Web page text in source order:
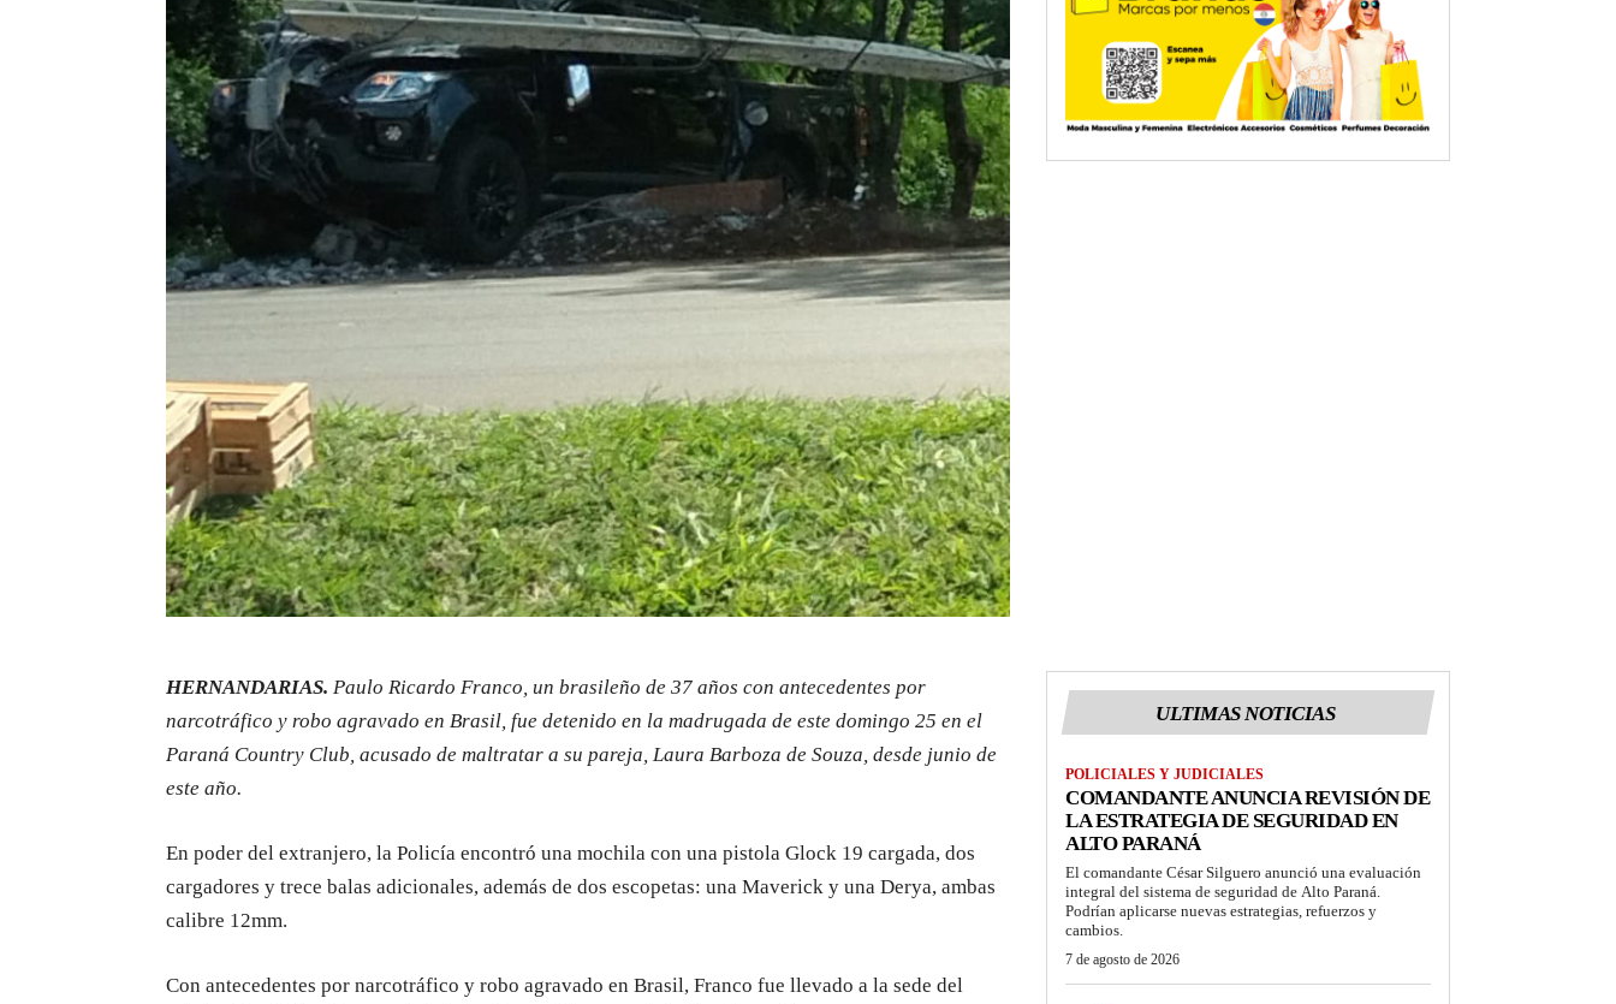
HERNANDARIAS. Paulo Ricardo Franco, un brasileño de 37 años con antecedentes por
narcotráfico y robo agravado en Brasil, fue detenido en la madrugada de este domingo 25 en el
Paraná Country Club, acusado de maltratar a su pareja, Laura Barboza de Souza, desde junio de
este año.
En poder del extranjero, la Policía encontró una mochila con una pistola Glock 19 cargada, dos
cargadores y trece balas adicionales, además de dos escopetas: una Maverick y una Derya, ambas
calibre 12mm.
Con antecedentes por narcotráfico y robo agravado en Brasil, Franco fue llevado a la sede del
ULTIMAS NOTICIAS
POLICIALES Y JUDICIALES
COMANDANTE ANUNCIA REVISIÓN DE
LA ESTRATEGIA DE SEGURIDAD EN
ALTO PARANÁ
El comandante César Silguero anunció una evaluación
integral del sistema de seguridad de Alto Paraná.
Podrían aplicarse nuevas estrategias, refuerzos y
cambios.
7 de agosto de 2026